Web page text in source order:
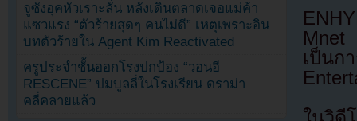
Mnet
เป็น
จูซังอุคหัวเราะลั่น หลังเดินตลาดเจอแม่ค้า
แซวแรง “ตัวร้ายสุดๆ คนไม่ดี” เหตุเพราะอิน
บทตัวร้ายใน Agent Kim Reactivated
ครูประจำชั้นออกโรงปกป้อง “วอนอี
RESCENE” ปมบูลลี่ในโรงเรียน ดราม่า
คลี่คลายแล้ว